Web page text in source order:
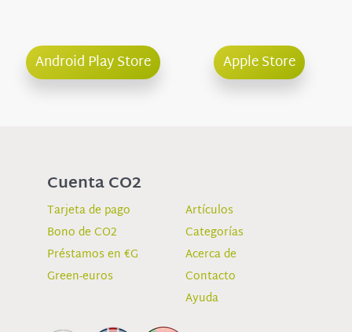
Android Play Store Apple Store
Cuenta CO2
Tarjeta de pago
Bono de CO2
Préstamos en €G
Green-euros
Artículos
Categorías
Acerca de
Contacto
Ayuda